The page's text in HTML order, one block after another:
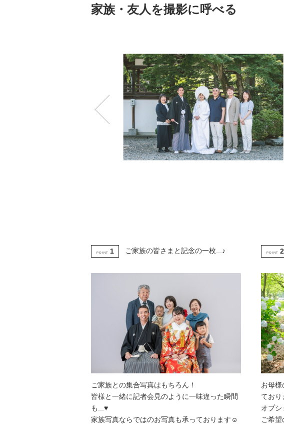
家族・友人を撮影に呼べる
POINT 1 ご家族の皆さまと記念の一枚...♪
ご家族との集合写真はもちろん！
皆様と一緒に記者会見のように一味違った瞬間
も...♥
家族写真ならではのお写真も承っております☺
POINT 2
お母様
ており
オプシ
ご希